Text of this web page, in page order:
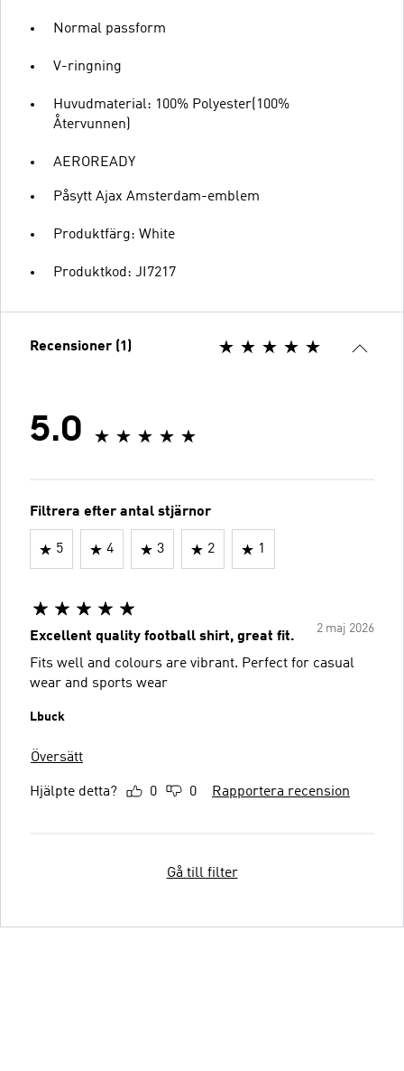
Normal passform
V-ringning
Huvudmaterial: 100% Polyester(100%
Återvunnen)
AEROREADY
Påsytt Ajax Amsterdam-emblem
Produktfärg: White
Produktkod: JI7217
Recensioner (1)
5.0
Filtrera efter antal stjärnor
5 4 3 2 1
2 maj 2026
Excellent quality football shirt, great fit.
Fits well and colours are vibrant. Perfect for casual
wear and sports wear
Lbuck
Översätt
Hjälpte detta? 0 0 Rapportera recension
Gå till filter